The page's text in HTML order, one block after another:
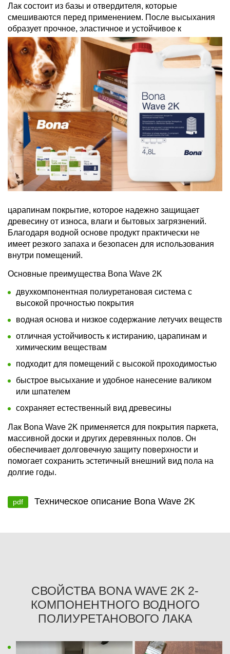
Лак состоит из базы и отвердителя, которые
смешиваются перед применением. После высыхания
образует прочное, эластичное и устойчивое к
царапинам покрытие, которое надежно защищает
древесину от износа, влаги и бытовых загрязнений.
Благодаря водной основе продукт практически не
имеет резкого запаха и безопасен для использования
внутри помещений.
Основные преимущества Bona Wave 2K
двухкомпонентная полиуретановая система с
высокой прочностью покрытия
водная основа и низкое содержание летучих веществ
отличная устойчивость к истиранию, царапинам и
химическим веществам
подходит для помещений с высокой проходимостью
быстрое высыхание и удобное нанесение валиком
или шпателем
сохраняет естественный вид древесины
Лак Bona Wave 2K применяется для покрытия паркета,
массивной доски и других деревянных полов. Он
обеспечивает долговечную защиту поверхности и
помогает сохранить эстетичный внешний вид пола на
долгие годы.
pdf Техническое описание Bona Wave 2K
СВОЙСТВА BONA WAVE 2K 2-
КОМПОНЕНТНОГО ВОДНОГО
ПОЛИУРЕТАНОВОГО ЛАКА